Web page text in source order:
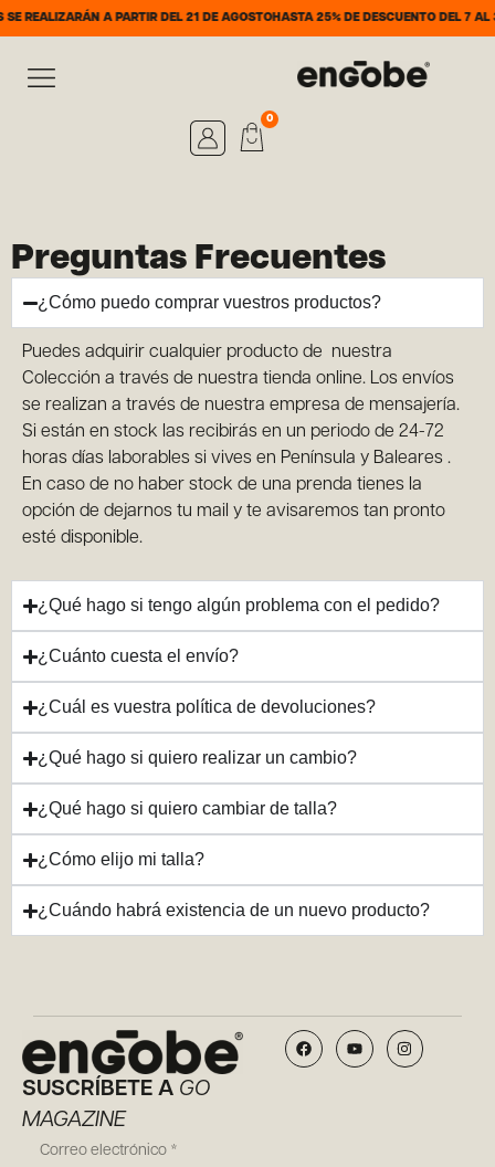
A PARTIR DEL 21 DE AGOSTOHASTA 25% DE DESCUENTO DEL 7 AL 31 DE
0
Preguntas Frecuentes
¿Cómo puedo comprar vuestros productos?
Puedes adquirir cualquier producto de nuestra
Colección a través de nuestra tienda online. Los envíos
se realizan a través de nuestra empresa de mensajería.
Si están en stock las recibirás en un periodo de 24-72
horas días laborables si vives en Península y Baleares .
En caso de no haber stock de una prenda tienes la
opción de dejarnos tu mail y te avisaremos tan pronto
esté disponible.
¿Qué hago si tengo algún problema con el pedido?
¿Cuánto cuesta el envío?
¿Cuál es vuestra política de devoluciones?
¿Qué hago si quiero realizar un cambio?
¿Qué hago si quiero cambiar de talla?
¿Cómo elijo mi talla?
¿Cuándo habrá existencia de un nuevo producto?
SUSCRÍBETE A GO
MAGAZINE